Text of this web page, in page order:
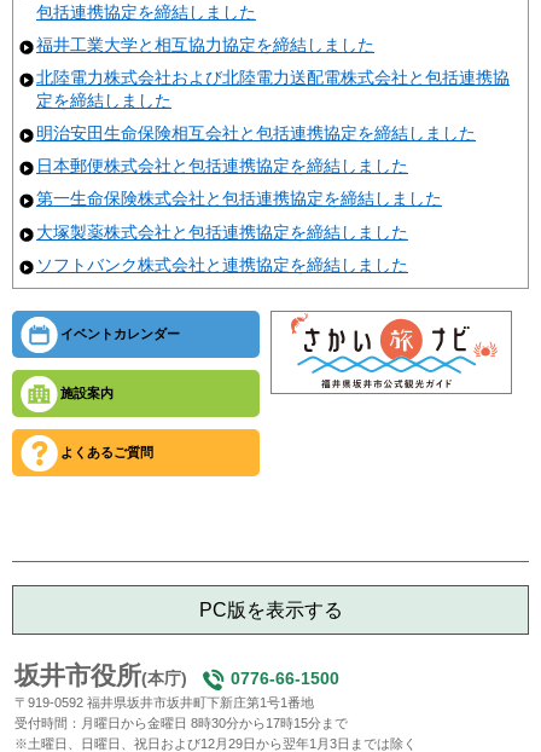
包括連携協定を締結しました
福井工業大学と相互協力協定を締結しました
北陸電力株式会社および北陸電力送配電株式会社と包括連携協
定を締結しました
明治安田生命保険相互会社と包括連携協定を締結しました
日本郵便株式会社と包括連携協定を締結しました
第一生命保険株式会社と包括連携協定を締結しました
大塚製薬株式会社と包括連携協定を締結しました
ソフトバンク株式会社と連携協定を締結しました
イベントカレンダー
施設案内
よくあるご質問
PC版を表示する
坂井市役所(本庁) 0776-66-1500
〒919-0592 福井県坂井市坂井町下新庄第1号1番地
受付時間：月曜日から金曜日 8時30分から17時15分まで
※土曜日、日曜日、祝日および12月29日から翌年1月3日までは除く